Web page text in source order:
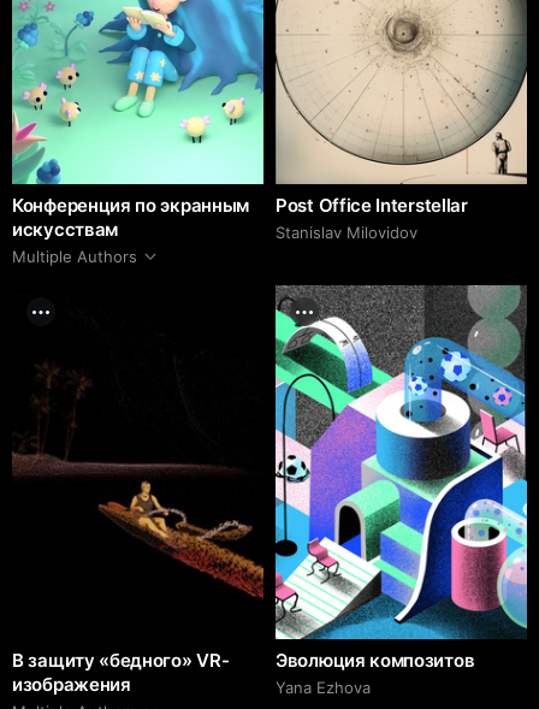
Конференция по экранным
искусствам
Multiple Authors
Post Office Interstellar
Stanislav Milovidov
В защиту «бедного» VR-
изображения
Эволюция композитов
Yana Ezhova